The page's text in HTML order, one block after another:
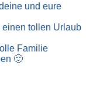
und eure
einen tollen Urlaub
Familie
🙂